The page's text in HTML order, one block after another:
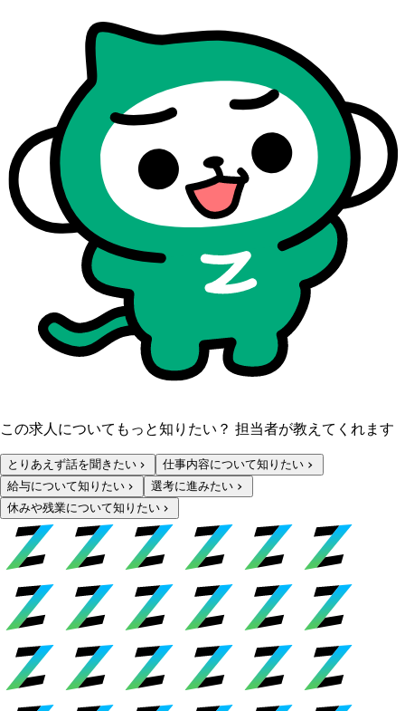
この求人についてもっと知りたい？ 担当者が教えてくれます
とりあえず話を聞きたい
仕事内容について知りたい
給与について知りたい
選考に進みたい
休みや残業について知りたい